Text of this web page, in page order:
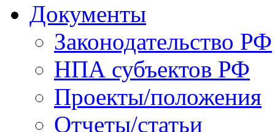
Документы
Законодательство РФ
НПА субъектов РФ
Проекты/положения
Отчеты/статьи